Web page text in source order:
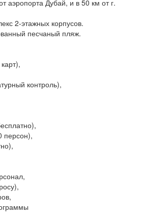
аэропорта Дубай, и в 50 км от г.
2-этажных корпусов.
песчаный пляж.
контроль),
персон),